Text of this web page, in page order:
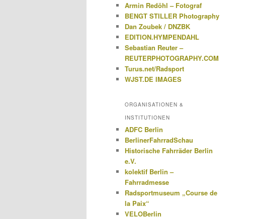
Armin Redöhl – Fotograf
BENGT STILLER Photography
Dan Zoubek / DNZBK
EDITION.HYMPENDAHL
Sebastian Reuter –
REUTERPHOTOGRAPHY.COM
Turus.net/Radsport
WJST.DE IMAGES
ORGANISATIONEN &
INSTITUTIONEN
ADFC Berlin
BerlinerFahrradSchau
Historische Fahrräder Berlin
e.V.
kolektif Berlin –
Fahrradmesse
Radsportmuseum „Course de
la Paix“
VELOBerlin